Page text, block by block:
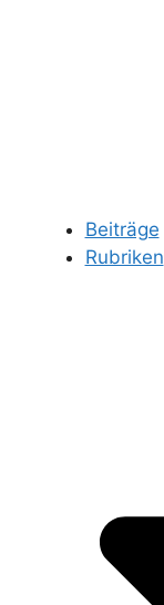
Beiträge
Rubriken